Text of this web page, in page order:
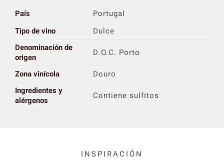
País
Portugal
Tipo de vino
Dulce
Denominación de
origen
D.O.C. Porto
Zona vinícola
Douro
Ingredientes y
alérgenos
Contiene sulfitos
INSPIRACIÓN